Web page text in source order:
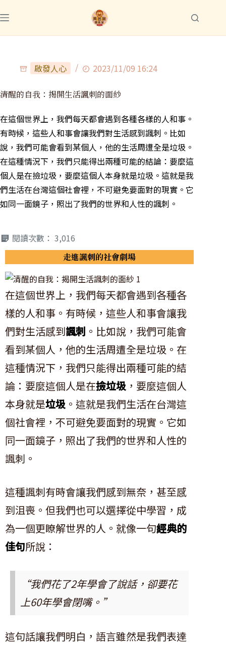
啟發人心 2023/11/09 16:24
清醒的自我：揭開生活諷刺的面紗
在這個世界上，我們每天都會遇到各種各樣的人和事。
有時候，這些人和事會讓我們對生活感到諷刺。比如
說，我們可能會看到某個人，他的生活周遭全是垃圾。
在這種情況下，我們只能得出兩種可能的結論：要麼這
個人是在撿垃圾，要麼這個人本身就是垃圾。這就是我
們生活在台灣這個社會裡，不可避免要面對的現實。它
如同一面鏡子，照出了我們的世界和人性的諷刺。
閱讀次數： 3,016
走進諷刺的社會劇場
在這個世界上，我們每天都會遇到各種各
樣的人和事。有時候，這些人和事會讓我
們對生活感到諷刺 。比如說，我們可能會
看到某個人，他的生活周遭全是垃圾。在
這種情況下，我們只能得出兩種可能的結
論：要麼這個人是在撿垃圾 ，要麼這個人
本身就是垃圾 。這就是我們生活在台灣這
個社會裡，不可避免要面對的現實。它如
同一面鏡子，照出了我們的世界和人性的
諷刺。
這種諷刺有時會讓我們感到無奈，甚至感
到沮喪。但我們也可以選擇從中學習，成
為一個更瞭解世界的人。就像一句經典的
佳句所說：
“我們花了2年學會了說話，卻要花
上60年學會閉嘴。”
這句話讓我們明白，語言雖然是我們表達